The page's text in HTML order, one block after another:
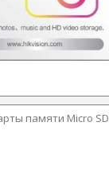
памяти Micro SD